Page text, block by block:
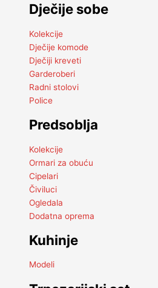
Dječije sobe
Kolekcije
Dječije komode
Dječiji kreveti
Garderoberi
Radni stolovi
Police
Predsoblja
Kolekcije
Ormari za obuću
Cipelari
Čiviluci
Ogledala
Dodatna oprema
Kuhinje
Modeli